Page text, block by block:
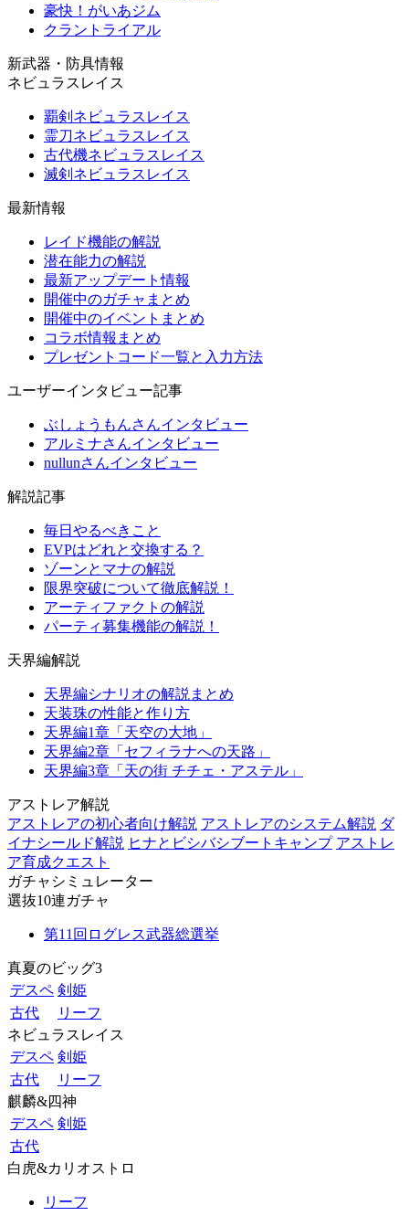
豪快！がいあジム
クラントライアル
新武器・防具情報
ネビュラスレイス
覇剣ネビュラスレイス
霊刀ネビュラスレイス
古代機ネビュラスレイス
滅剣ネビュラスレイス
最新情報
レイド機能の解説
潜在能力の解説
最新アップデート情報
開催中のガチャまとめ
開催中のイベントまとめ
コラボ情報まとめ
プレゼントコード一覧と入力方法
ユーザーインタビュー記事
ぶしょうもんさんインタビュー
アルミナさんインタビュー
nullunさんインタビュー
解説記事
毎日やるべきこと
EVPはどれと交換する？
ゾーンとマナの解説
限界突破について徹底解説！
アーティファクトの解説
パーティ募集機能の解説！
天界編解説
天界編シナリオの解説まとめ
天装珠の性能と作り方
天界編1章「天空の大地」
天界編2章「セフィラナへの天路」
天界編3章「天の街 チチェ・アステル」
アストレア解説
アストレアの初心者向け解説 アストレアのシステム解説 ダ
イナシールド解説 ヒナとビシバシブートキャンプ アストレ
ア育成クエスト
ガチャシミュレーター
選抜10連ガチャ
第11回ログレス武器総選挙
真夏のビッグ3
デスペ 剣姫
古代
リーフ
ネビュラスレイス
デスペ 剣姫
古代
リーフ
麒麟&四神
デスペ 剣姫
古代
白虎&カリオストロ
リーフ